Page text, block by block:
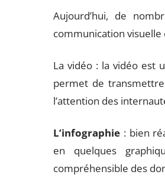
Aujourd’hui, de
communication
La vidéo : la vidéo est
permet de
l’attention des
L’infographie : bien
en quelques
compréhensible des